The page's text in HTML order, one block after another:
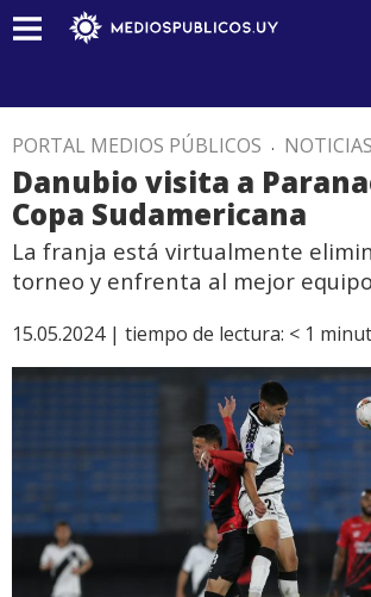
PORTAL MEDIOS PÚBLICOS . NOTICIAS
Danubio visita a
Copa Sudamericana
La franja está virtualmente
torneo y enfrenta al mejor
15.05.2024 | tiempo de lectura: < 1